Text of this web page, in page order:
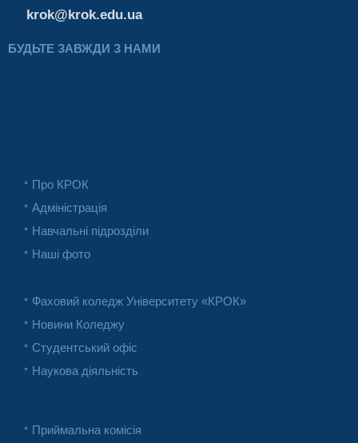
krok@krok.edu.ua
БУДЬТЕ ЗАВЖДИ З НАМИ
Про КРОК
Адміністрація
Навчальні підрозділи
Наші фото
Фаховий коледж Університету «КРОК»
Новини Коледжу
Студентський офіс
Наукова діяльність
Приймальна комісія